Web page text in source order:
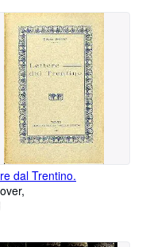
dei monti d'Italia.
dal Trentino.